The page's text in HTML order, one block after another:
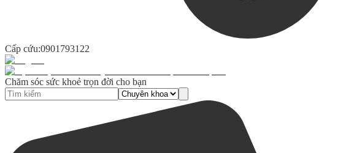
Cấp cứu:0901793122
Chăm sóc sức khoẻ trọn đời cho bạn